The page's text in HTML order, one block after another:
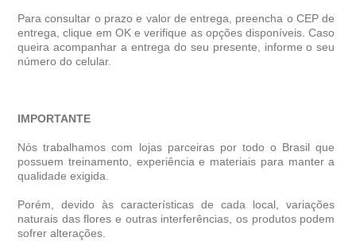
Para consultar o prazo e valor de entrega, preencha o CEP de
entrega, clique em OK e verifique as opções disponíveis. Caso
queira acompanhar a entrega do seu presente, informe o seu
número do celular.
IMPORTANTE
Nós trabalhamos com lojas parceiras por todo o Brasil que
possuem treinamento, experiência e materiais para manter a
qualidade exigida.
Porém, devido às características de cada local, variações
naturais das flores e outras interferências, os produtos podem
sofrer alterações.